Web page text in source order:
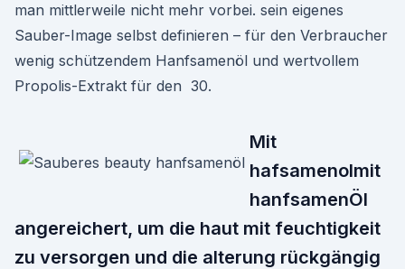
man mittlerweile nicht mehr vorbei. sein eigenes
Sauber-Image selbst definieren – für den Verbraucher
wenig schützendem Hanfsamenöl und wertvollem
Propolis-Extrakt für den 30.
Mit
hafsamenolmit
hanfsamenÖl
angereichert, um die haut mit feuchtigkeit
zu versorgen und die alterung rückgängig